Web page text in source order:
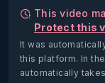
This video
Protect this
It was
this platform. In
automatically